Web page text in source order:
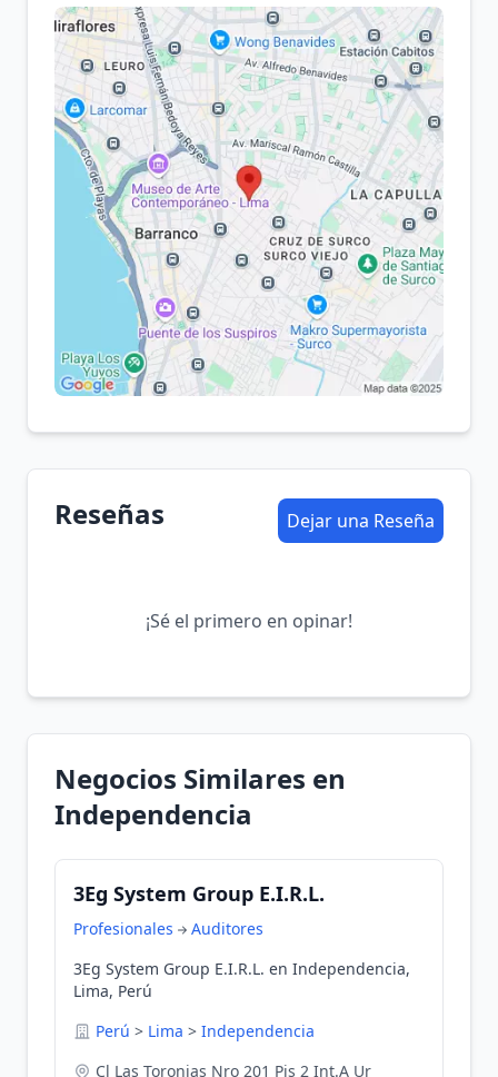
Reseñas Dejar una Reseña
¡Sé el primero en opinar!
Negocios Similares en
Independencia
3Eg System Group E.I.R.L.
Profesionales
Auditores
3Eg System Group E.I.R.L. en Independencia,
Lima, Perú
Perú > Lima > Independencia
Cl Las Toronjas Nro 201 Pis 2 Int.A Ur